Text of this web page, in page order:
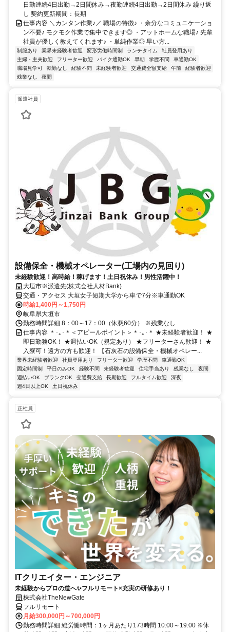
日勤連続4日出勤→2日間休み→夜勤連続4日出勤→2日間休み 繰り返
し 契約更新期間：長期
仕事内容 ＼カンタン作業♪／ 職場の特徴♪ ・余分なコミュニケーショ
ン不要♪ モクモク作業で集中できます◎ ・アットホームな職場♪ 先輩
社員が優しく教えてくれます♪ ・単純作業◎ 早い方...
制服あり 業界未経験者歓迎 変形労働時間制 ランチタイム
社員登用あり
主婦・主夫歓迎
フリーター歓迎 バイク通勤OK 早朝 学歴不問
車通勤OK
職場見学可
転勤なし 経験不問 未経験者歓迎 交通費全額支給 午前
経験者歓迎
残業なし
夜間
派遣社員
設備保全・機械オペレーター(工場内の見回り)
未経験歓迎！高時給！稼げます！土日祝休み！男性活躍中！
大垣市※派遣先(株式会社人材Bank)
交通・アクセス 大垣女子短期大学から車で7分※車通勤OK
時給1,400円～1,750円
岐阜県大垣市
勤務時間詳細 8：00～17：00（休憩60分） ※残業なし
仕事内容 ＊･｡･＊＜アピールポイント＞＊･｡･＊ ★未経験者歓迎！ ★
即日勤務OK！ ★週払いOK（規定あり） ★フリーターさん歓迎！ ★
入寮可！遠方の方も歓迎！ 【石灰石の設備保全・機械オペレー...
業界未経験者歓迎 社員登用あり フリーター歓迎 学歴不問
車通勤OK
固定時間制
平日のみOK 経験不問 未経験者歓迎 住宅手当あり 残業なし
夜間
週払いOK
ブランクOK 交通費支給 長期歓迎 フルタイム歓迎
深夜
週4日以上OK
土日祝休み
正社員
ITクリエイター・エンジニア
未経験からプロの道へ✨フルリモート×充実の研修あり！
株式会社TheNewGate
フルリモート
月給300,000円～700,000円
勤務時間詳細 総労働時間：1ヶ月あたり173時間 10:00～19:00 ※休